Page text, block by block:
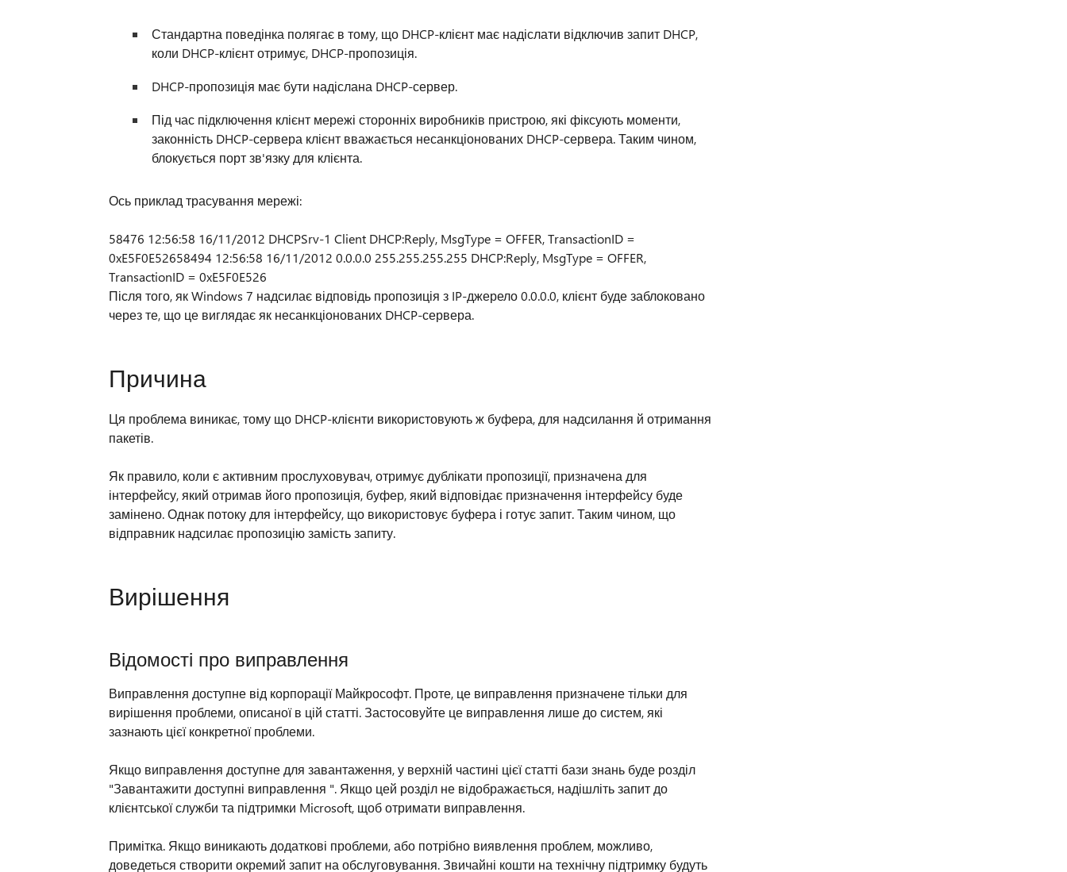
Стандартна поведінка полягає в тому, що DHCP-клієнт має надіслати відключив запит DHCP,
коли DHCP-клієнт отримує, DHCP-пропозиція.
DHCP-пропозиція має бути надіслана DHCP-сервер.
Під час підключення клієнт мережі сторонніх виробників пристрою, які фіксують моменти,
законність DHCP-сервера клієнт вважається несанкціонованих DHCP-сервера. Таким чином,
блокується порт зв'язку для клієнта.
Ось приклад трасування мережі:
58476 12:56:58 16/11/2012 DHCPSrv-1 Client DHCP:Reply, MsgType = OFFER, TransactionID =
0xE5F0E52658494 12:56:58 16/11/2012 0.0.0.0 255.255.255.255 DHCP:Reply, MsgType = OFFER,
TransactionID = 0xE5F0E526
Після того, як Windows 7 надсилає відповідь пропозиція з IP-джерело 0.0.0.0, клієнт буде заблоковано
через те, що це виглядає як несанкціонованих DHCP-сервера.
Причина
Ця проблема виникає, тому що DHCP-клієнти використовують ж буфера, для надсилання й отримання
пакетів.
Як правило, коли є активним прослуховувач, отримує дублікати пропозиції, призначена для
інтерфейсу, який отримав його пропозиція, буфер, який відповідає призначення інтерфейсу буде
замінено. Однак потоку для інтерфейсу, що використовує буфера і готує запит. Таким чином, що
відправник надсилає пропозицію замість запиту.
Вирішення
Відомості про виправлення
Виправлення доступне від корпорації Майкрософт. Проте, це виправлення призначене тільки для
вирішення проблеми, описаної в цій статті. Застосовуйте це виправлення лише до систем, які
зазнають цієї конкретної проблеми.
Якщо виправлення доступне для завантаження, у верхній частині цієї статті бази знань буде розділ
"Завантажити доступні виправлення ". Якщо цей розділ не відображається, надішліть запит до
клієнтської служби та підтримки Microsoft, щоб отримати виправлення.
Примітка. Якщо виникають додаткові проблеми, або потрібно виявлення проблем, можливо,
доведеться створити окремий запит на обслуговування. Звичайні кошти на технічну підтримку будуть